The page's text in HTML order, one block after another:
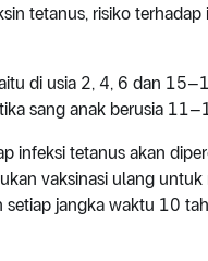
tetanus, risiko
di usia 2, 4, 6 dan
sang anak berusia
infeksi tetanus akan
vaksinasi ulang
jangka waktu 10